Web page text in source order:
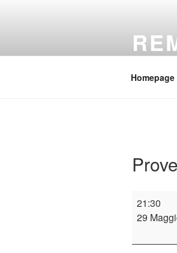
Homepage
Prove
Periodiche
21:30
29